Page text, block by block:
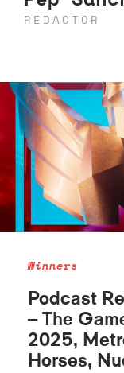
REDACTOR
Winners
Podcast
– The
2025,
Horses,